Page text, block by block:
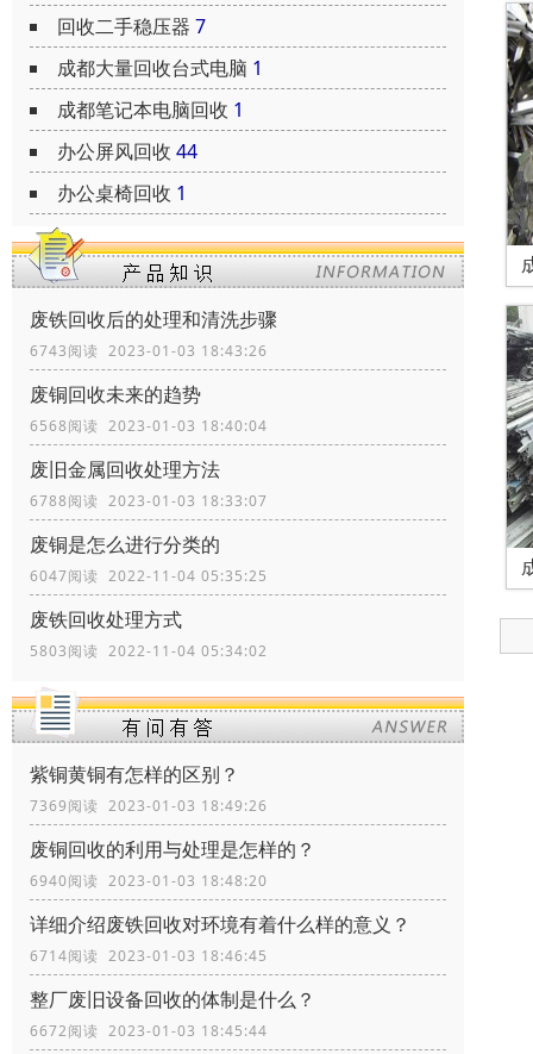
回收二手稳压器 7
成都大量回收台式电脑 1
成都笔记本电脑回收 1
办公屏风回收 44
办公桌椅回收 1
废铁回收后的处理和清洗步骤
6743阅读 2023-01-03 18:43:26
废铜回收未来的趋势
6568阅读 2023-01-03 18:40:04
废旧金属回收处理方法
6788阅读 2023-01-03 18:33:07
废铜是怎么进行分类的
6047阅读 2022-11-04 05:35:25
废铁回收处理方式
5803阅读 2022-11-04 05:34:02
紫铜黄铜有怎样的区别？
7369阅读 2023-01-03 18:49:26
废铜回收的利用与处理是怎样的？
6940阅读 2023-01-03 18:48:20
详细介绍废铁回收对环境有着什么样的意义？
6714阅读 2023-01-03 18:46:45
整厂废旧设备回收的体制是什么？
6672阅读 2023-01-03 18:45:44